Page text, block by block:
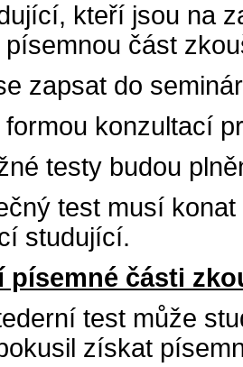
kteří jsou na
část
zapsat do
konzultací
testy budou
test musí
studující.
písemné části
test může
získat